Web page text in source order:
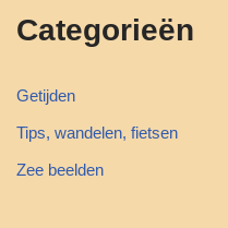
Categorieën
Getijden
Tips, wandelen, fietsen
Zee beelden